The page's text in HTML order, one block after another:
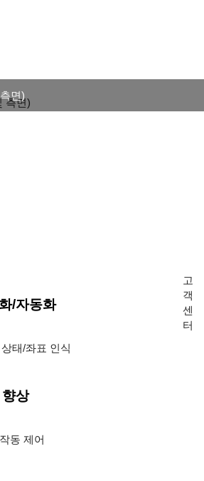
면)
/자동화
태/좌표 인식
상
동 제어
고
객
센
터